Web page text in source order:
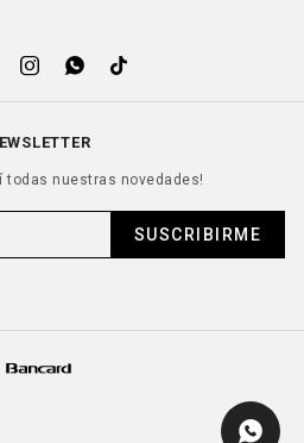
  
todas nuestras novedades!
SUSCRIBIRME